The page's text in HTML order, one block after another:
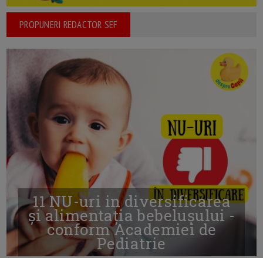
PROPUNERI REDACTOR SEF
11 NU-uri in diversificarea
și alimentația bebelușului -
conform Academiei de
Pediatrie